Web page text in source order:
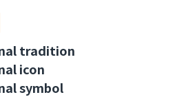
tradition
icon
symbol